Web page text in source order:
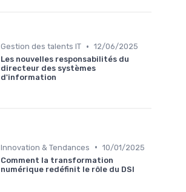
Gestion des talents IT • 12/06/2025
Les nouvelles responsabilités du
directeur des systèmes
d'information
Innovation & Tendances • 10/01/2025
Comment la transformation
numérique redéfinit le rôle du DSI